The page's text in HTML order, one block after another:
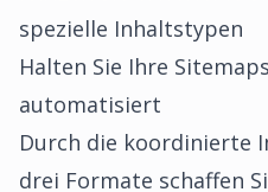
spezielle Inhaltstypen
Halten Sie Ihre
automatisiert
Durch die koordinierte
drei Formate schaffen